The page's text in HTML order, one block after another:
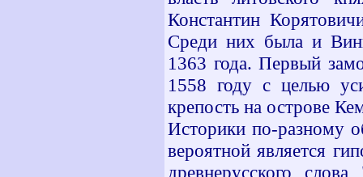
Константин
Среди них была и
1363 года. Первый
1558 году с целью
крепость на острове
Историки по-разному
вероятной является
древнерусского